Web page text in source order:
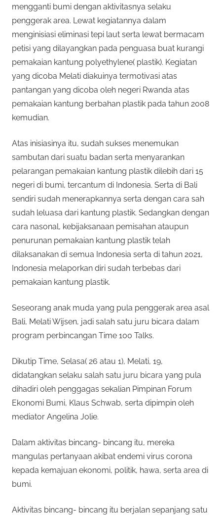
mengganti bumi dengan aktivitasnya selaku
penggerak area. Lewat kegiatannya dalam
menginisiasi eliminasi tepi laut serta lewat bermacam
petisi yang dilayangkan pada penguasa buat kurangi
pemakaian kantung polyethylene( plastik). Kegiatan
yang dicoba Melati diakuinya termotivasi atas
pantangan yang dicoba oleh negeri Rwanda atas
pemakaian kantung berbahan plastik pada tahun 2008
kemudian.
Atas inisiasinya itu, sudah sukses menemukan
sambutan dari suatu badan serta menyarankan
pelarangan pemakaian kantung plastik dilebih dari 15
negeri di bumi, tercantum di Indonesia. Serta di Bali
sendiri sudah menerapkannya serta dengan cara sah
sudah leluasa dari kantung plastik. Sedangkan dengan
cara nasonal, kebijaksanaan pemisahan ataupun
penurunan pemakaian kantung plastik telah
dilaksanakan di semua Indonesia serta di tahun 2021,
Indonesia melaporkan diri sudah terbebas dari
pemakaian kantung plastik.
Seseorang anak muda yang pula penggerak area asal
Bali, Melati Wijsen, jadi salah satu juru bicara dalam
program perbincangan Time 100 Talks.
Dikutip Time, Selasa( 26 atau 1), Melati, 19,
didatangkan selaku salah satu juru bicara yang pula
dihadiri oleh penggagas sekalian Pimpinan Forum
Ekonomi Bumi, Klaus Schwab, serta dipimpin oleh
mediator Angelina Jolie.
Dalam aktivitas bincang- bincang itu, mereka
mangulas pertanyaan akibat endemi virus corona
kepada kemajuan ekonomi, politik, hawa, serta area di
bumi.
Aktivitas bincang- bincang itu berjalan sepanjang satu